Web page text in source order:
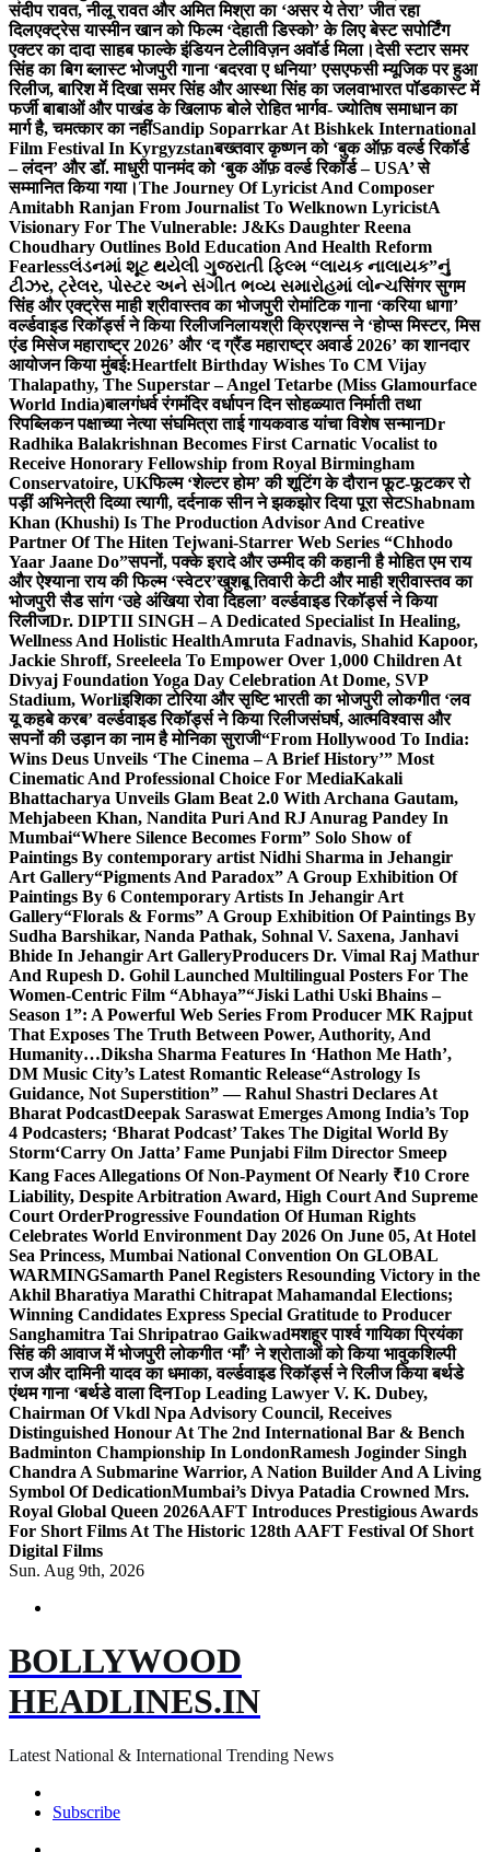
संदीप रावत, नीलू रावत और अमित मिश्रा का ‘असर ये तेरा’ जीत रहा
दिलएक्ट्रेस यास्मीन खान को फिल्म ‘देहाती डिस्को’ के लिए बेस्ट सपोर्टिंग
एक्टर का दादा साहब फाल्के इंडियन टेलीविज़न अवॉर्ड मिला।देसी स्टार समर
सिंह का बिग ब्लास्ट भोजपुरी गाना ‘बदरवा ए धनिया’ एसएफसी म्यूजिक पर हुआ
रिलीज, बारिश में दिखा समर सिंह और आस्था सिंह का जलवाभारत पॉडकास्ट में
फर्जी बाबाओं और पाखंड के खिलाफ बोले रोहित भार्गव- ज्योतिष समाधान का
मार्ग है, चमत्कार का नहींSandip Soparrkar At Bishkek International
Film Festival In Kyrgyzstanबख्तवार कृष्णन को ‘बुक ऑफ़ वर्ल्ड रिकॉर्ड
– लंदन’ और डॉ. माधुरी पानमंद को ‘बुक ऑफ़ वर्ल्ड रिकॉर्ड – USA’ से
सम्मानित किया गया।The Journey Of Lyricist And Composer
Amitabh Ranjan From Journalist To Welknown LyricistA
Visionary For The Vulnerable: J&Ks Daughter Reena
Choudhary Outlines Bold Education And Health Reform
Fearlessલંડનમાં શૂટ થયેલી ગુજરાતી ફિલ્મ “લાયક નાલાયક”નું
ટીઝર, ટ્રેલર, પોસ્ટર અને સંગીત ભવ્ય સમારોહમાં લોન્ચसिंगर सुगम
सिंह और एक्ट्रेस माही श्रीवास्तव का भोजपुरी रोमांटिक गाना ‘करिया धागा’
वर्ल्डवाइड रिकॉर्ड्स ने किया रिलीजनिलायश्री क्रिएशन्स ने ‘होप्स मिस्टर, मिस
एंड मिसेज महाराष्ट्र 2026’ और ‘द ग्रैंड महाराष्ट्र अवार्ड 2026’ का शानदार
आयोजन किया मुंबई:Heartfelt Birthday Wishes To CM Vijay
Thalapathy, The Superstar – Angel Tetarbe (Miss Glamourface
World India)बालगंधर्व रंगमंदिर वर्धापन दिन सोहळ्यात निर्माती तथा
रिपब्लिकन पक्षाच्या नेत्या संघमित्रा ताई गायकवाड यांचा विशेष सन्मानDr
Radhika Balakrishnan Becomes First Carnatic Vocalist to
Receive Honorary Fellowship from Royal Birmingham
Conservatoire, UKफिल्म ‘शेल्टर होम’ की शूटिंग के दौरान फूट-फूटकर रो
पड़ीं अभिनेत्री दिव्या त्यागी, दर्दनाक सीन ने झकझोर दिया पूरा सेटShabnam
Khan (Khushi) Is The Production Advisor And Creative
Partner Of The Hiten Tejwani-Starrer Web Series “Chhodo
Yaar Jaane Do”सपनों, पक्के इरादे और उम्मीद की कहानी है मोहित एम राय
और ऐश्याना राय की फिल्म ‘स्वेटर’खुशबू तिवारी केटी और माही श्रीवास्तव का
भोजपुरी सैड सांग ‘उहे अंखिया रोवा दिहला’ वर्ल्डवाइड रिकॉर्ड्स ने किया
रिलीजDr. DIPTII SINGH – A Dedicated Specialist In Healing,
Wellness And Holistic HealthAmruta Fadnavis, Shahid Kapoor,
Jackie Shroff, Sreeleela To Empower Over 1,000 Children At
Divyaj Foundation Yoga Day Celebration At Dome, SVP
Stadium, Worliइशिका टोरिया और सृष्टि भारती का भोजपुरी लोकगीत ‘लव
यू कहबे करब’ वर्ल्डवाइड रिकॉर्ड्स ने किया रिलीजसंघर्ष, आत्मविश्वास और
सपनों की उड़ान का नाम है मोनिका सुराजी“From Hollywood To India:
Wins Deus Unveils ‘The Cinema – A Brief History’” Most
Cinematic And Professional Choice For MediaKakali
Bhattacharya Unveils Glam Beat 2.0 With Archana Gautam,
Mehjabeen Khan, Nandita Puri And RJ Anurag Pandey In
Mumbai“Where Silence Becomes Form” Solo Show of
Paintings By contemporary artist Nidhi Sharma in Jehangir
Art Gallery“Pigments And Paradox” A Group Exhibition Of
Paintings By 6 Contemporary Artists In Jehangir Art
Gallery“Florals & Forms” A Group Exhibition Of Paintings By
Sudha Barshikar, Nanda Pathak, Sohnal V. Saxena, Janhavi
Bhide In Jehangir Art GalleryProducers Dr. Vimal Raj Mathur
And Rupesh D. Gohil Launched Multilingual Posters For The
Women-Centric Film “Abhaya”“Jiski Lathi Uski Bhains –
Season 1”: A Powerful Web Series From Producer MK Rajput
That Exposes The Truth Between Power, Authority, And
Humanity…Diksha Sharma Features In ‘Hathon Me Hath’,
DM Music City’s Latest Romantic Release“Astrology Is
Guidance, Not Superstition” — Rahul Shastri Declares At
Bharat PodcastDeepak Saraswat Emerges Among India’s Top
4 Podcasters; ‘Bharat Podcast’ Takes The Digital World By
Storm‘Carry On Jatta’ Fame Punjabi Film Director Smeep
Kang Faces Allegations Of Non-Payment Of Nearly ₹10 Crore
Liability, Despite Arbitration Award, High Court And Supreme
Court OrderProgressive Foundation Of Human Rights
Celebrates World Environment Day 2026 On June 05, At Hotel
Sea Princess, Mumbai National Convention On GLOBAL
WARMINGSamarth Panel Registers Resounding Victory in the
Akhil Bharatiya Marathi Chitrapat Mahamandal Elections;
Winning Candidates Express Special Gratitude to Producer
Sanghamitra Tai Shripatrao Gaikwadमशहूर पार्श्व गायिका प्रियंका
सिंह की आवाज में भोजपुरी लोकगीत ‘माँ’ ने श्रोताओं को किया भावुकशिल्पी
राज और दामिनी यादव का धमाका, वर्ल्डवाइड रिकॉर्ड्स ने रिलीज किया बर्थडे
एंथम गाना ‘बर्थडे वाला दिनTop Leading Lawyer V. K. Dubey,
Chairman Of Vkdl Npa Advisory Council, Receives
Distinguished Honour At The 2nd International Bar & Bench
Badminton Championship In LondonRamesh Joginder Singh
Chandra A Submarine Warrior, A Nation Builder And A Living
Symbol Of DedicationMumbai’s Divya Patadia Crowned Mrs.
Royal Global Queen 2026AAFT Introduces Prestigious Awards
For Short Films At The Historic 128th AAFT Festival Of Short
Digital Films
Sun. Aug 9th, 2026
BOLLYWOOD
HEADLINES.IN
Latest National & International Trending News
Subscribe